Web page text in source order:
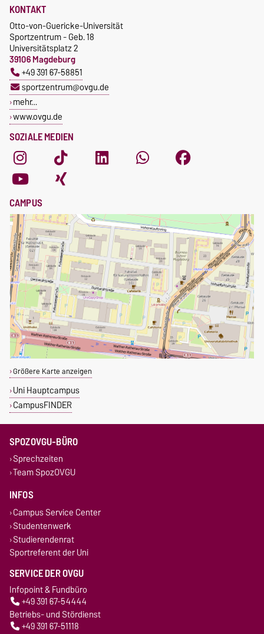
SOZIALE MEDIEN
KONTAKT
Otto-von-Guericke-Universität
Sportzentrum - Geb. 18
Universitätsplatz 2
39106 Magdeburg
+49 391 67-58851
sportzentrum@ovgu.de
mehr…
www.ovgu.de
CAMPUS
Größere Karte anzeigen
Uni Hauptcampus
CampusFINDER
SPOZOVGU-BÜRO
Sprechzeiten
Team SpozOVGU
INFOS
Campus Service Center
Studentenwerk
Studierendenrat
Sportreferent der Uni
SERVICE DER OVGU
Infopoint & Fundbüro
+49 391 67-54444
Betriebs- und Stördienst
+49 391 67-51118